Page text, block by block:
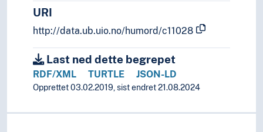
URI
http://data.ub.uio.no/humord/c11028
Last ned dette begrepet
RDF/XML TURTLE JSON-LD
Opprettet 03.02.2019, sist endret 21.08.2024